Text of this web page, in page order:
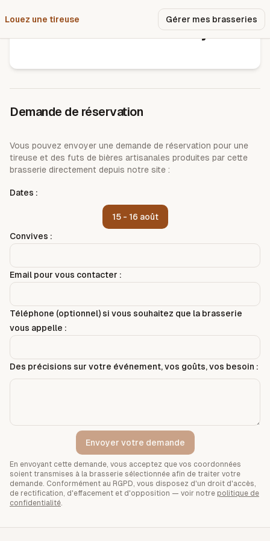
Louez une tireuse Gérer mes brasseries
Brasserie de clémery
Demande de réservation
Vous pouvez envoyer une demande de réservation pour une
tireuse et des futs de bières artisanales produites par cette
brasserie directement depuis notre site :
Dates :
15 - 16 août
Convives :
Email pour vous contacter :
Téléphone (optionnel) si vous souhaitez que la brasserie
vous appelle :
Des précisions sur votre événement, vos goûts, vos besoin :
Envoyer votre demande
En envoyant cette demande, vous acceptez que vos coordonnées
soient transmises à la brasserie sélectionnée afin de traiter votre
demande. Conformément au RGPD, vous disposez d'un droit d'accès,
de rectification, d'effacement et d'opposition — voir notre politique de
confidentialité.